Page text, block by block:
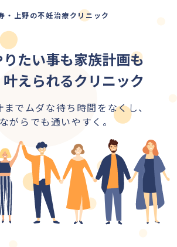
・上野の不妊治療クリニック
たい事も家族計画も
えられるクリニック
でムダな待ち時間をなくし、
がらでも通いやすく。